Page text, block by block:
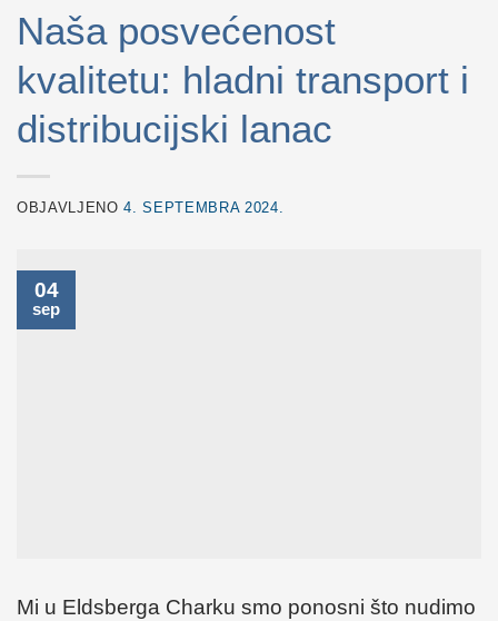
Naša posvećenost
kvalitetu: hladni transport i
distribucijski lanac
OBJAVLJENO4. SEPTEMBRA 2024.
04
sep
Mi u Eldsberga Charku smo ponosni što nudimo